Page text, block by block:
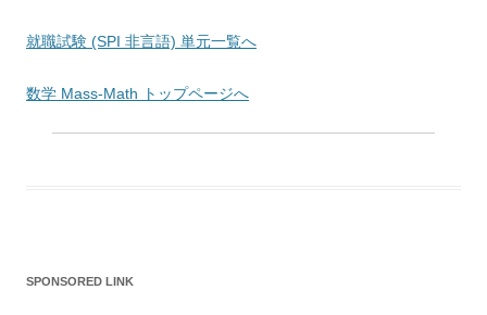
就職試験 (SPI 非言語) 単元一覧へ
数学 Mass-Math トップページへ
SPONSORED LINK